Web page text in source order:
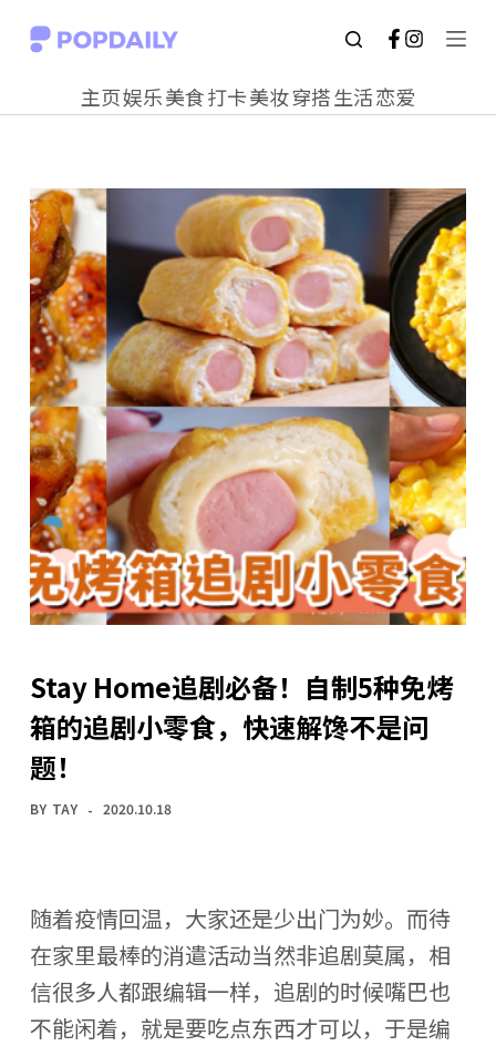
S
o
c
o
n
t
e
n
t
主页娱乐美食打卡美妆穿搭生活恋爱
Stay Home追剧必备！自制5种免烤
箱的追剧小零食，快速解馋不是问
题！
BY TAY 2020.10.18
随着疫情回温，大家还是少出门为妙。而待
在家里最棒的消遣活动当然非追剧莫属，相
信很多人都跟编辑一样，追剧的时候嘴巴也
不能闲着，就是要吃点东西才可以，于是编